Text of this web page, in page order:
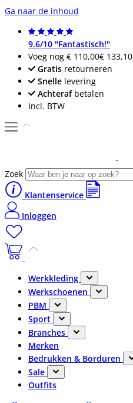
Ga naar de inhoud
9.6/10 "Fantastisch!"
Voeg nog € 110,00€ 133,10
Gratis retourneren
Snelle levering
Achterafbetalen
Incl. BTW
Zoek
Klantenservice
Inloggen
Werkkleding
Werkschoenen
PBM
Sport
Branches
Merken
Bedrukken & Borduren
Sale
Outfits